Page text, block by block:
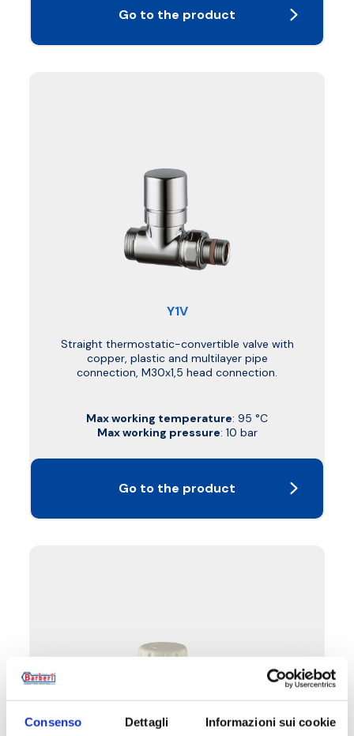
Consenso Dettagli Informazioni sui cookie
Go to the product
Y1V
Straight thermostatic-convertible valve with
copper, plastic and multilayer pipe
connection, M30x1,5 head connection.
Max working temperature: 95 °C
Max working pressure: 10 bar
Go to the product